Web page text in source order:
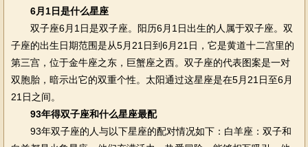
6月1日是什么星座
双子座6月1日是双子座。阳历6月1日出生的人属于双子座。双
子座的出生日期范围是从5月21日到6月21日，它是黄道十二宫里的
第三宫，位于金牛座之东，巨蟹座之西。双子座的代表图案是一对
双胞胎，暗示出它的双重个性。太阳通过这星座是在5月21日至6月
21日之间。
93年得双子座和什么星座最配
93年双子座的人与以下星座的配对情况如下：白羊座：双子和